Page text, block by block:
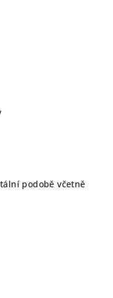
podobě včetně